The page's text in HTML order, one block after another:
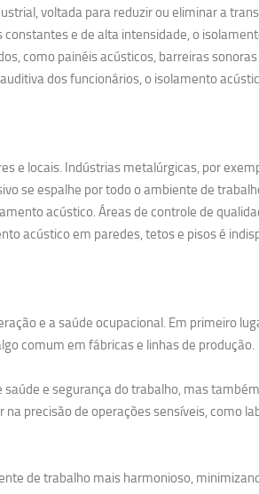
voltada para reduzir ou eliminar a
e de alta intensidade, o
como painéis acústicos, barreiras
dos funcionários, o isolamento
e locais. Indústrias metalúrgicas, por
se espalhe por todo o ambiente de
acústico. Áreas de controle de
acústico em paredes, tetos e pisos é
e a saúde ocupacional. Em primeiro
comum em fábricas e linhas de produção.
e segurança do trabalho, mas
precisão de operações sensíveis, como
de trabalho mais harmonioso,